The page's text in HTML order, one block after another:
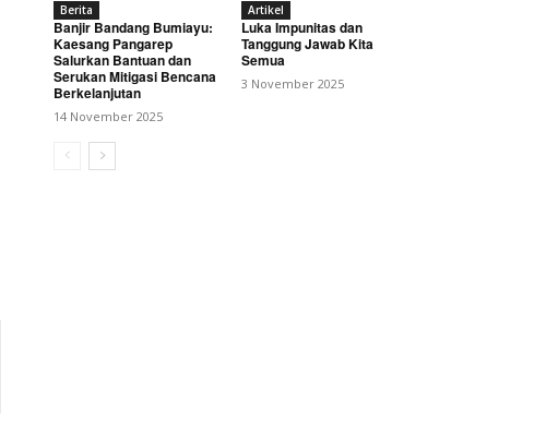
Berita
Banjir Bandang Bumiayu:
Kaesang Pangarep
Salurkan Bantuan dan
Serukan Mitigasi Bencana
Berkelanjutan
14 November 2025
Artikel
Luka Impunitas dan
Tanggung Jawab Kita
Semua
3 November 2025